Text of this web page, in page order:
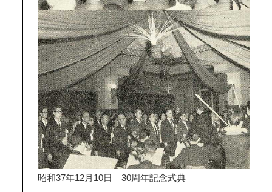
昭和37年12月10日 30周年記念式典